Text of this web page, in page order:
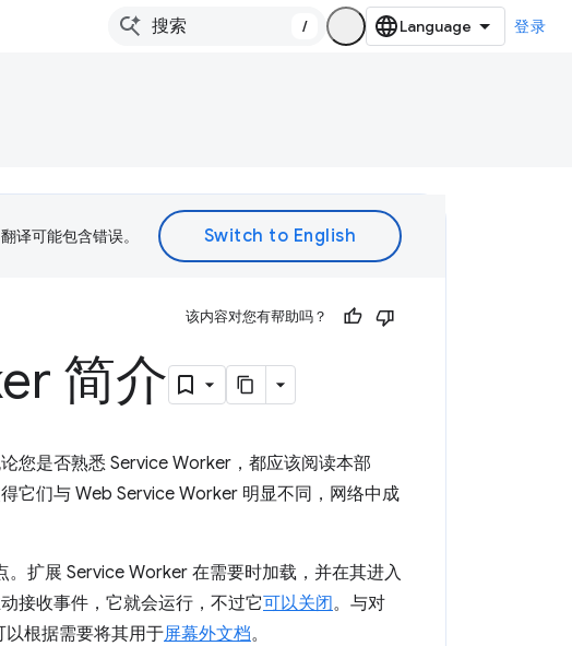
/ 登录
译可能包含错误。
该内容对您有帮助吗？
简介
您是否熟悉 Service Worker，都应该阅读本部
它们与 Web Service Worker 明显不同，网络中成
扩展 Service Worker 在需要时加载，并在其进入
接收事件，它就会运行，不过它可以关闭。与对
根据需要将其用于屏幕外文档。